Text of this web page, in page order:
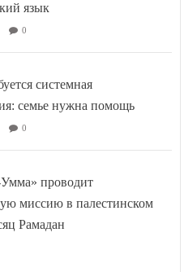
язык
0
системная
семье нужна помощь
0
проводит
миссию в палестинском
Рамадан